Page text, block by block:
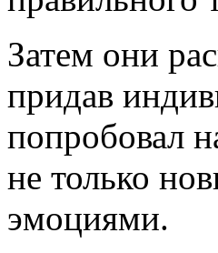
Затем они
придав
попробовал
не только
эмоциями.